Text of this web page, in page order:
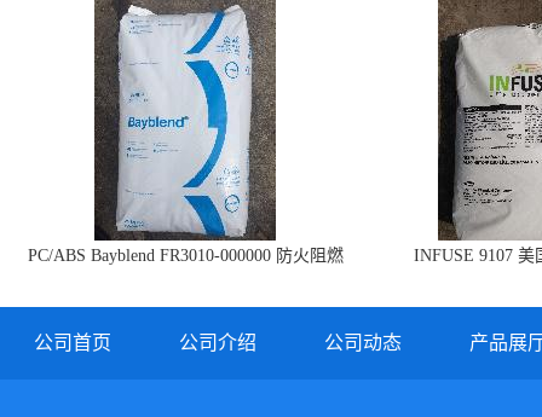
PC/ABS Bayblend FR3010-000000 防火阻燃
INFUSE 9107 美
公司首页 公司介绍 公司动态 产品展